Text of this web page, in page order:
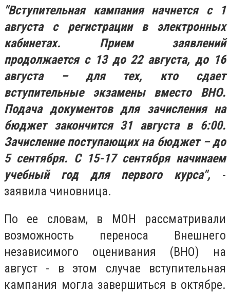
"Вступительная кампания начнется с 1
августа с регистрации в электронных
кабинетах. Прием заявлений
продолжается с 13 до 22 августа, до 16
августа – для тех, кто сдает
вступительные экзамены вместо ВНО.
Подача документов для зачисления на
бюджет закончится 31 августа в 6:00.
Зачисление поступающих на бюджет – до
5 сентября. С 15-17 сентября начинаем
учебный год для первого курса", -
заявила чиновница.
По ее словам, в МОН рассматривали
возможность переноса Внешнего
независимого оценивания (ВНО) на
август - в этом случае вступительная
кампания могла завершиться в октябре.